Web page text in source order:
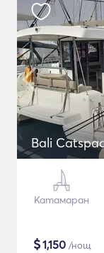
Bali
Катамаран
$1,150 /нощ